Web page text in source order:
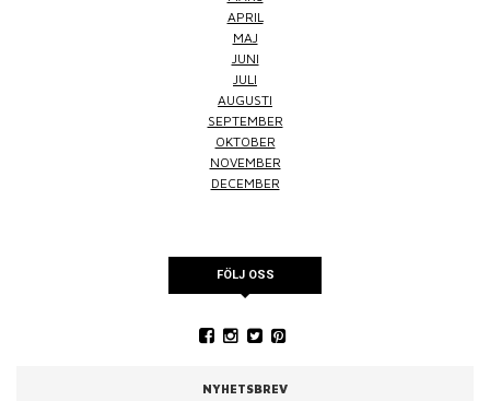
APRIL
MAJ
JUNI
JULI
AUGUSTI
SEPTEMBER
OKTOBER
NOVEMBER
DECEMBER
FÖLJ OSS
NYHETSBREV